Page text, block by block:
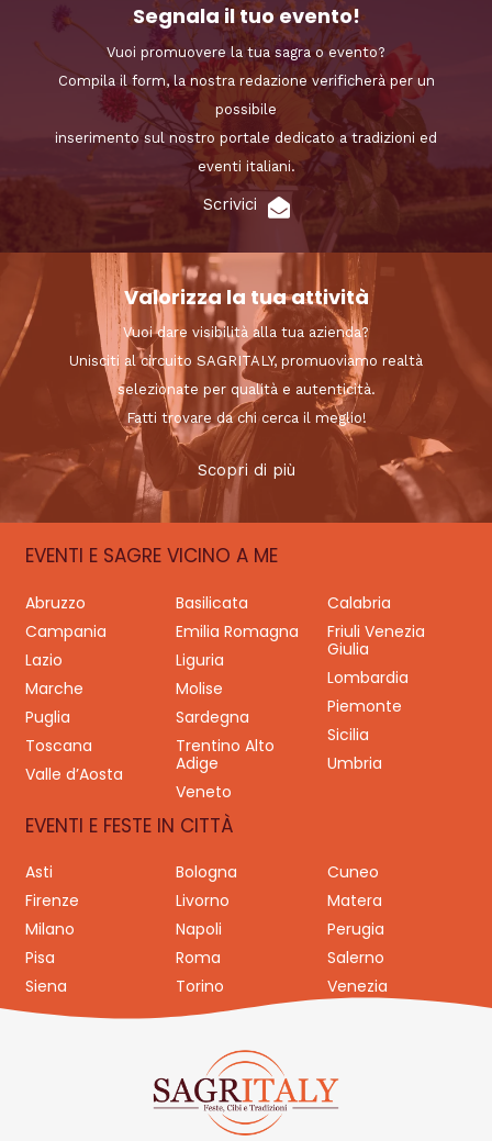
Segnala il tuo evento!
Vuoi promuovere la tua sagra o evento?
Compila il form, la nostra redazione verificherà per un
possibile
inserimento sul nostro portale dedicato a tradizioni ed
eventi italiani.
Scrivici
Valorizza la tua attività
Vuoi dare visibilità alla tua azienda?
Unisciti al circuito SAGRITALY, promuoviamo realtà
selezionate per qualità e autenticità.
Fatti trovare da chi cerca il meglio!
Scopri di più
EVENTI E SAGRE VICINO A ME
Abruzzo Basilicata
Calabria
Campania
Emilia Romagna
Friuli Venezia
Giulia
Lazio
Liguria
Lombardia
Marche
Molise
Piemonte
Puglia
Sardegna
Sicilia
Toscana
Trentino Alto
Adige
Umbria
Valle d’Aosta
Veneto
EVENTI E FESTE IN CITTÀ
Asti Bologna
Cuneo
Firenze
Livorno
Matera
Milano
Napoli
Perugia
Pisa
Roma
Salerno
Siena
Torino Venezia